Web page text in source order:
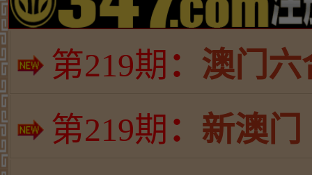
第219期 ： 澳门六
第219期 ： 新澳门